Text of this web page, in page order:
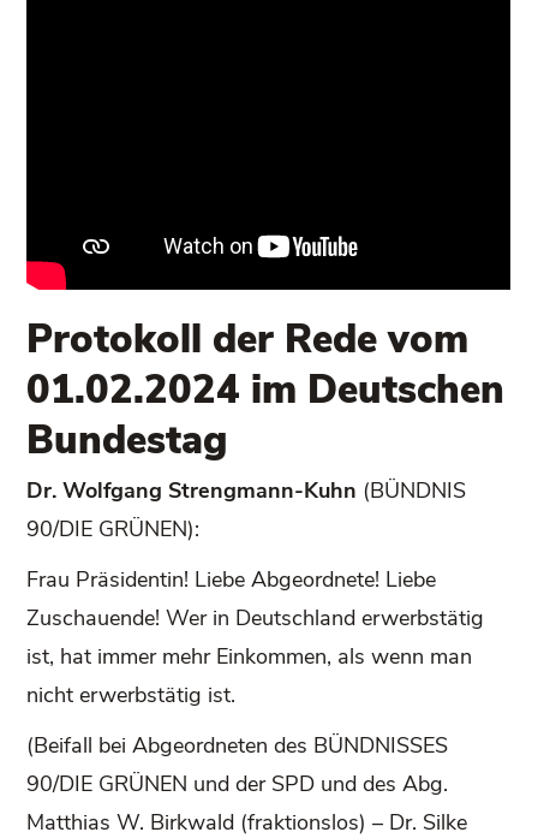
Protokoll der Rede vom
01.02.2024 im Deutschen
Bundestag
Dr. Wolfgang Strengmann-Kuhn (BÜNDNIS
90/DIE GRÜNEN):
Frau Präsidentin! Liebe Abgeordnete! Liebe
Zuschauende! Wer in Deutschland erwerbstätig
ist, hat immer mehr Einkommen, als wenn man
nicht erwerbstätig ist.
(Beifall bei Abgeordneten des BÜNDNISSES
90/DIE GRÜNEN und der SPD und des Abg.
Matthias W. Birkwald (fraktionslos) – Dr. Silke